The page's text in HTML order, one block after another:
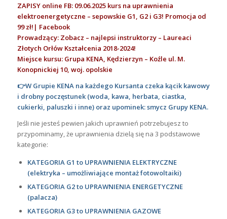
ZAPISY online FB: 09.06.2025 kurs na uprawnienia
elektroenergetyczne – sepowskie G1, G2 i G3! Promocja od
99 zł!| Facebook
Prowadzący: Zobacz – najlepsi instruktorzy – Laureaci
Złotych Orłów Kształcenia 2018-2024!
Miejsce kursu: Grupa KENA, Kędzierzyn – Koźle ul. M.
Konopnickiej 10, woj. opolskie
👉W Grupie KENA na każdego Kursanta czeka kącik kawowy
i drobny poczęstunek (woda, kawa, herbata, ciastka,
cukierki, paluszki i inne) oraz upominek: smycz Grupy KENA.
Jeśli nie jesteś pewien jakich uprawnień potrzebujesz to
przypominamy, że uprawnienia dzielą się na 3 podstawowe
kategorie:
KATEGORIA G1 to UPRAWNIENIA ELEKTRYCZNE
(elektryka – umożliwiające montaż fotowoltaiki)
KATEGORIA G2 to UPRAWNIENIA ENERGETYCZNE
(palacza)
KATEGORIA G3 to UPRAWNIENIA GAZOWE